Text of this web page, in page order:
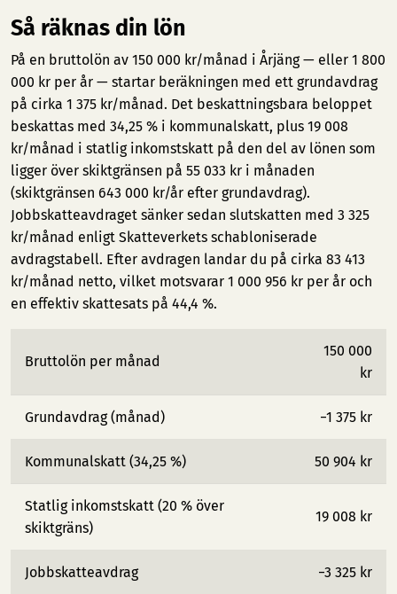
Så räknas din lön
På en bruttolön av 150 000 kr/månad i Årjäng — eller 1 800
000 kr per år — startar beräkningen med ett grundavdrag
på cirka 1 375 kr/månad. Det beskattningsbara beloppet
beskattas med 34,25 % i kommunalskatt, plus 19 008
kr/månad i statlig inkomstskatt på den del av lönen som
ligger över skiktgränsen på 55 033 kr i månaden
(skiktgränsen 643 000 kr/år efter grundavdrag).
Jobbskatteavdraget sänker sedan slutskatten med 3 325
kr/månad enligt Skatteverkets schabloniserade
avdragstabell. Efter avdragen landar du på cirka 83 413
kr/månad netto, vilket motsvarar 1 000 956 kr per år och
en effektiv skattesats på 44,4 %.
Bruttolön per månad
150 000
kr
Grundavdrag (månad) −1 375 kr
Kommunalskatt (34,25 %) 50 904 kr
Statlig inkomstskatt (20 % över
skiktgräns)
19 008 kr
Jobbskatteavdrag −3 325 kr